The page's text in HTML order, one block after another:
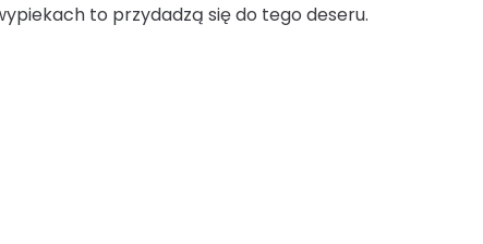
to przydadzą się do tego deseru.